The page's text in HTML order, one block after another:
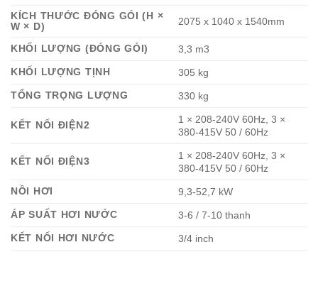
KÍCH THƯỚC ĐÓNG GÓI (H ×
W × D)
2075 x 1040 x 1540mm
KHỐI LƯỢNG (ĐÓNG GÓI)
3,3 m3
KHỐI LƯỢNG TỊNH
305 kg
TỔNG TRỌNG LƯỢNG
330 kg
KẾT NỐI ĐIỆN2
1 × 208-240V 60Hz, 3 ×
380-415V 50 / 60Hz
KẾT NỐI ĐIỆN3
1 × 208-240V 60Hz, 3 ×
380-415V 50 / 60Hz
NỒI HƠI
9,3-52,7 kW
ÁP SUẤT HƠI NƯỚC
3-6 / 7-10 thanh
KẾT NỐI HƠI NƯỚC
3/4 inch